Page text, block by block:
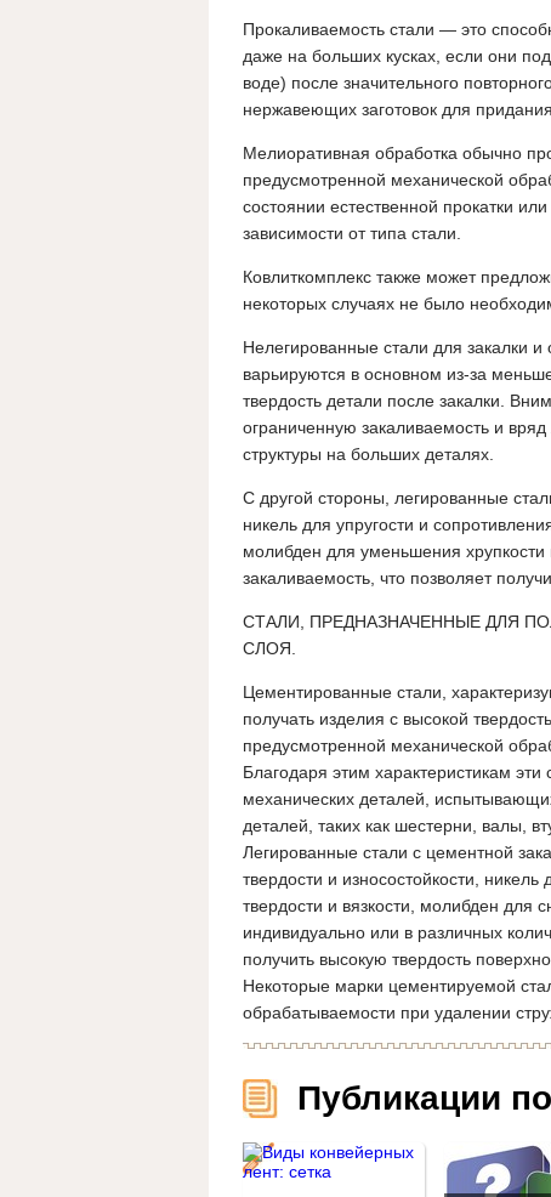
Прокаливаемость стали — это
даже на больших кусках, если они
воде) после значительного
нержавеющих заготовок для
Мелиоративная обработка обычно
предусмотренной механической
состоянии естественной прокатки
зависимости от типа стали.
Ковлиткомплекс также может
некоторых случаях не было
Нелегированные стали для закалки
варьируются в основном из-за
твердость детали после закалки.
ограниченную закаливаемость и
структуры на больших деталях.
С другой стороны, легированные
никель для упругости и
молибден для уменьшения хрупкости
закаливаемость, что позволяет
СТАЛИ, ПРЕДНАЗНАЧЕННЫЕ ДЛЯ
СЛОЯ.
Цементированные стали,
получать изделия с высокой
предусмотренной механической
Благодаря этим характеристикам
механических деталей,
деталей, таких как шестерни, валы,
Легированные стали с цементной
твердости и износостойкости,
твердости и вязкости, молибден для
индивидуально или в различных
получить высокую твердость
Некоторые марки цементируемой
обрабатываемости при удалении
Публикации